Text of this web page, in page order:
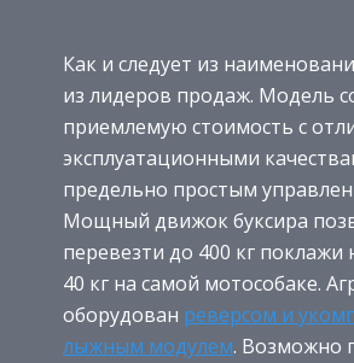
Как и следует из
из лидеров продаж. Модель
приемлемую стоимость с
эксплуатационными
предельно простым
Мощный движок буксира
перевезти до 400 кг поклажи
40 кг на самой мотособаке.
оборудован реверсом и
лыжным модулем. Возможно